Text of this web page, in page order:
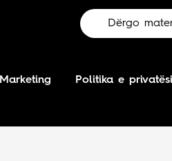
Dërgo
Marketing Politika e